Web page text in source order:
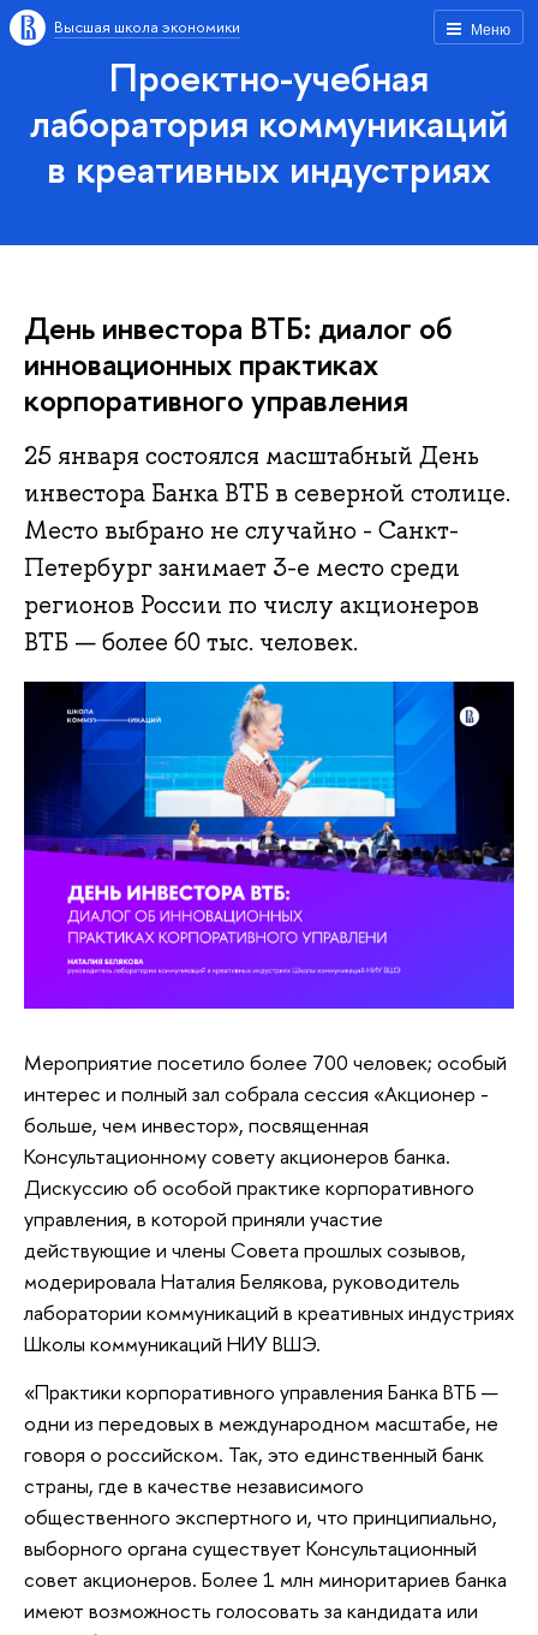
Меню
Высшая школа экономики
Проектно-учебная
лаборатория коммуникаций
в креативных индустриях
День инвестора ВТБ: диалог об
инновационных практиках
корпоративного управления
25 января состоялся масштабный День
инвестора Банка ВТБ в северной столице.
Место выбрано не случайно - Санкт-
Петербург занимает 3-е место среди
регионов России по числу акционеров
ВТБ — более 60 тыс. человек.
Мероприятие посетило более 700 человек; особый
интерес и полный зал собрала сессия «Акционер -
больше, чем инвестор», посвященная
Консультационному совету акционеров банка.
Дискуссию об особой практике корпоративного
управления, в которой приняли участие
действующие и члены Совета прошлых созывов,
модерировала Наталия Белякова, руководитель
лаборатории коммуникаций в креативных индустриях
Школы коммуникаций НИУ ВШЭ.
«Практики корпоративного управления Банка ВТБ —
одни из передовых в международном масштабе, не
говоря о российском. Так, это единственный банк
страны, где в качестве независимого
общественного экспертного и, что принципиально,
выборного органа существует Консультационный
совет акционеров. Более 1 млн миноритариев банка
имеют возможность голосовать за кандидата или